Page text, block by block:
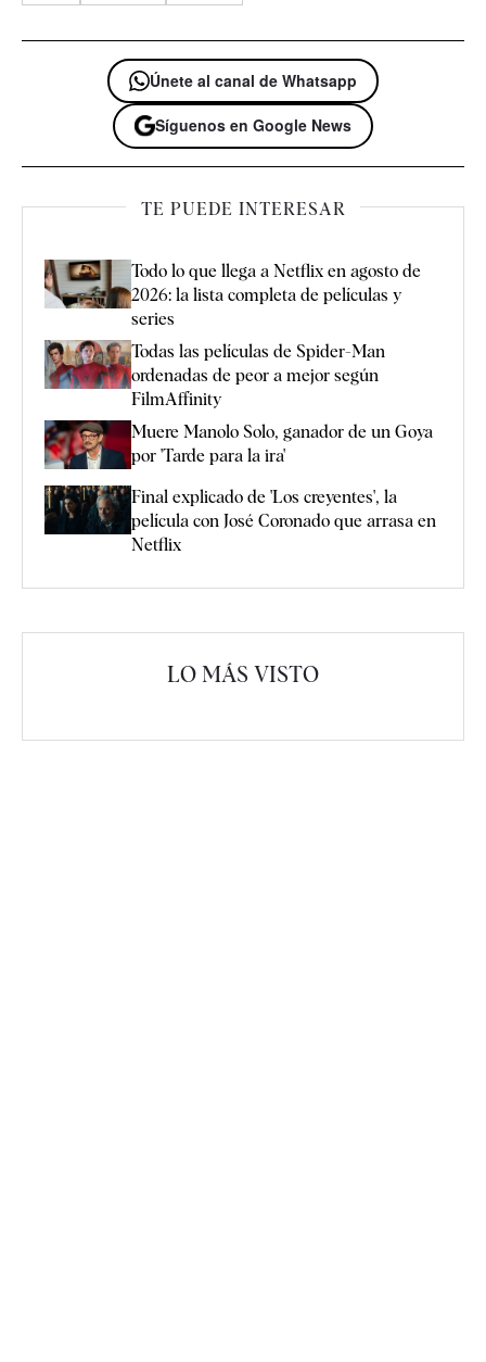
Únete al canal de Whatsapp
Síguenos en Google News
TE PUEDE INTERESAR
Todo lo que llega a Netflix en agosto de
2026: la lista completa de películas y
series
Todas las películas de Spider-Man
ordenadas de peor a mejor según
FilmAffinity
Muere Manolo Solo, ganador de un Goya
por 'Tarde para la ira'
Final explicado de 'Los creyentes', la
película con José Coronado que arrasa en
Netflix
LO MÁS VISTO